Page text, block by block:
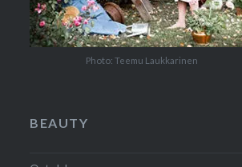
Photo: Teemu Laukkarinen
BEAUTY